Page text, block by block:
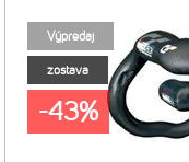
Výpredaj
zostava
-43%